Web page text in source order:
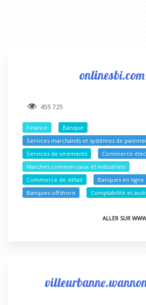
onlinesbi.com
455 725
Finance
Banque
Services marchands et systèmes de
Services de virements
Commerce
Marchés commerciaux et industriels
Commerce de détail
Banques en ligne
Banques offshore
Comptabilité et
ALLER SUR